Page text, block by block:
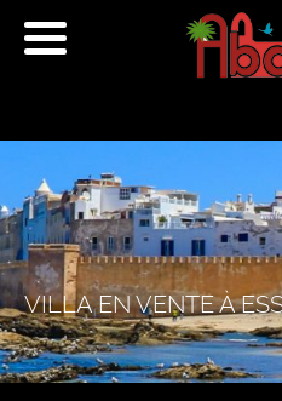
+212 671 040 501
+212 666 233 454
contact@essaouira.immo
VILLA EN VENTE À